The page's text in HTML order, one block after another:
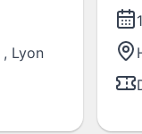
, Lyon